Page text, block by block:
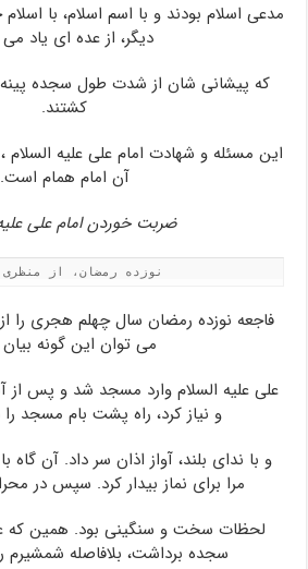
مدعی اسلام بودند و با اسم اسلام، با
دیگر، از عده ای یاد
که پیشانی شان از شدت طول سجده پینه
کشتند.
این مسئله و شهادت امام علی علیه
آن امام همام است.
ضربت خوردن امام علی
نوزده رمضان، از منظری
فاجعه نوزده رمضان سال چهلم هجری را
می توان این گونه بیان
علی علیه السلام وارد مسجد شد و پس از
و نیاز کرد، راه پشت بام مسجد
و با ندای بلند، آواز اذان سر داد. آن
مرا برای نماز بیدار کرد. سپس در
لحظات سخت و سنگینی بود. همین که
سجده برداشت، بلافاصله شمشیرم